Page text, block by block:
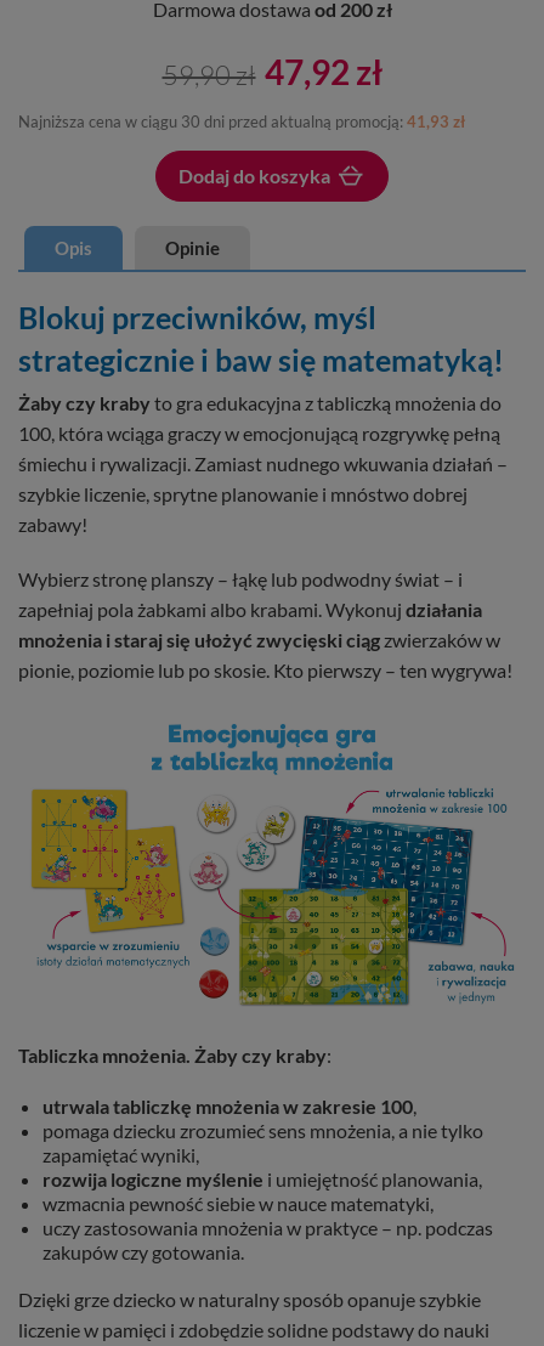
Darmowa dostawa od 200 zł
59,90 zł 47,92 zł
Najniższa cena w ciągu 30 dni przed aktualną promocją: 41,93 zł
Dodaj do koszyka
Opis Opinie
Blokuj przeciwników, myśl
strategicznie i baw się matematyką!
Żaby czy kraby to gra edukacyjna z tabliczką mnożenia do
100, która wciąga graczy w emocjonującą rozgrywkę pełną
śmiechu i rywalizacji. Zamiast nudnego wkuwania działań –
szybkie liczenie, sprytne planowanie i mnóstwo dobrej
zabawy!
Wybierz stronę planszy – łąkę lub podwodny świat – i
zapełniaj pola żabkami albo krabami. Wykonuj działania
mnożenia i staraj się ułożyć zwycięski ciąg zwierzaków w
pionie, poziomie lub po skosie. Kto pierwszy – ten wygrywa!
Tabliczka mnożenia. Żaby czy kraby:
utrwala tabliczkę mnożenia w zakresie 100
pomaga dziecku zrozumieć sens mnożenia, a nie tylko
zapamiętać wyniki,
rozwija logiczne myślenie i umiejętność planowania,
wzmacnia pewność siebie w nauce matematyki,
uczy zastosowania mnożenia w praktyce – np. podczas
zakupów czy gotowania.
Dzięki grze dziecko w naturalny sposób opanuje szybkie
liczenie w pamięci i zdobędzie solidne podstawy do nauki